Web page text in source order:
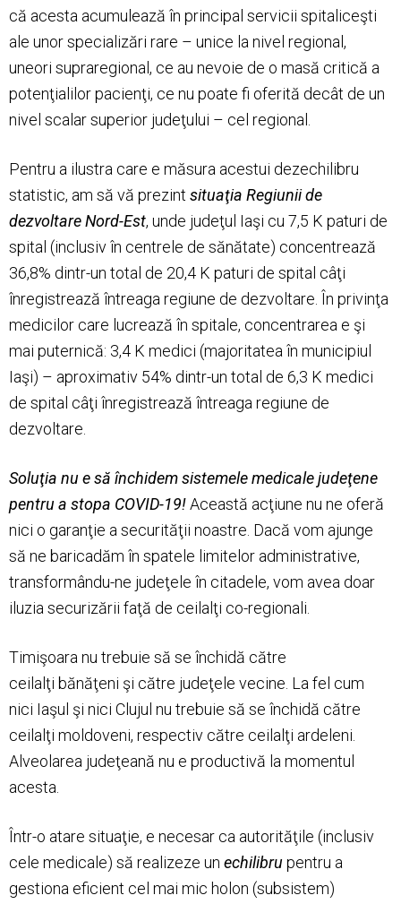
că acesta acumulează în principal servicii spitaliceşti
ale unor specializări rare – unice la nivel regional,
uneori supraregional, ce au nevoie de o masă critică a
potenţialilor pacienţi, ce nu poate fi oferită decât de un
nivel scalar superior judeţului – cel regional.
Pentru a ilustra care e măsura acestui dezechilibru
statistic, am să vă prezint situaţia Regiunii de
dezvoltare Nord-Est, unde judeţul Iaşi cu 7,5 K paturi de
spital (inclusiv în centrele de sănătate) concentrează
36,8% dintr-un total de 20,4 K paturi de spital câţi
înregistrează întreaga regiune de dezvoltare. În privinţa
medicilor care lucrează în spitale, concentrarea e şi
mai puternică: 3,4 K medici (majoritatea în municipiul
Iaşi) – aproximativ 54% dintr-un total de 6,3 K medici
de spital câţi înregistrează întreaga regiune de
dezvoltare.
Soluţia nu e să închidem sistemele medicale judeţene
pentru a stopa COVID-19!Această acţiune nu ne oferă
nici o garanţie a securităţii noastre. Dacă vom ajunge
să ne baricadăm în spatele limitelor administrative,
transformându-ne judeţele în citadele, vom avea doar
iluzia securizării faţă de ceilalţi co-regionali.
Timişoara nu trebuie să se închidă către
ceilalţi bănăţeni şi către judeţele vecine. La fel cum
nici Iaşul şi nici Clujul nu trebuie să se închidă către
ceilalţi moldoveni, respectiv către ceilalţi ardeleni.
Alveolarea judeţeană nu e productivă la momentul
acesta.
Într-o atare situaţie, e necesar ca autorităţile (inclusiv
cele medicale) să realizeze un echilibru pentru a
gestiona eficient cel mai mic holon (subsistem)